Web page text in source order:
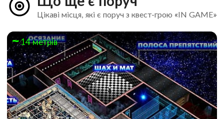
Цікаві місця, які є поруч з квест-грою «IN GAME»
14 метрів